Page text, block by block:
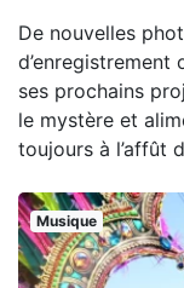
De nouvelles
ses prochains
le mystère et
toujours à l’affût
Musique